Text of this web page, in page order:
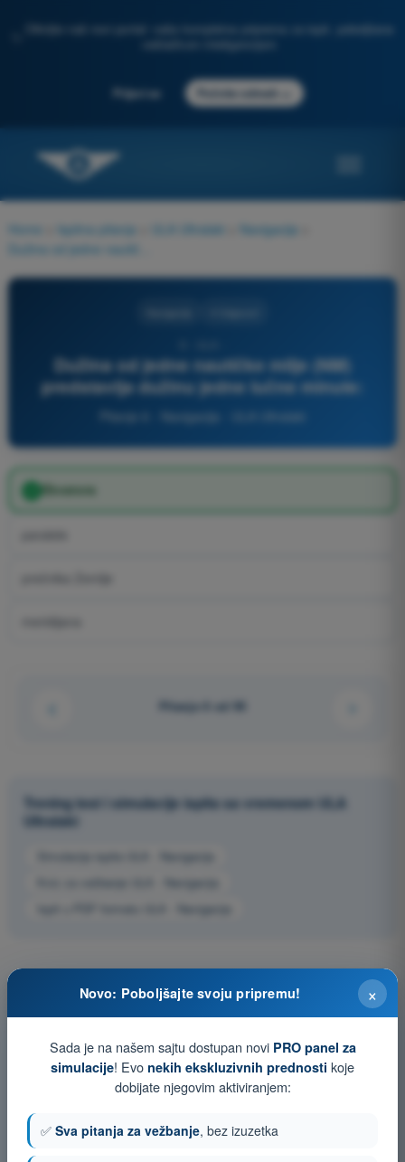
Otkrijte naš novi portal: vaša kompletna priprema za ispit, poboljšana
Prijavi se Počnite odmah
Home Ispitna pitanja ULA Ultralaki Navigacija
Dužina od jedne nautičke milje (NM)
predstavlja dužinu jedne lučne minute:
Pitanje 6 - Navigacija - ULA Ultralaki
Ekvatora
Pitanje 6 od 95
Trening test i simulacije ispita sa vremenom ULA
Ultralaki
Simulacija ispita ULA - Navigacija
Kviz za vežbanje ULA - Navigacija
Ispit u PDF formatu ULA - Navigacija
×
Novo: Poboljšajte svoju pripremu!
Sada je na našem sajtu dostupan novi PRO panel za
simulacije! Evo nekih ekskluzivnih prednosti koje
dobijate njegovim aktiviranjem:
✅ Sva pitanja za vežbanje, bez izuzetka